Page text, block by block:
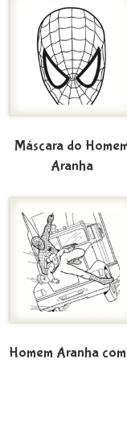
Máscara do
Aranha
Homem Aranha